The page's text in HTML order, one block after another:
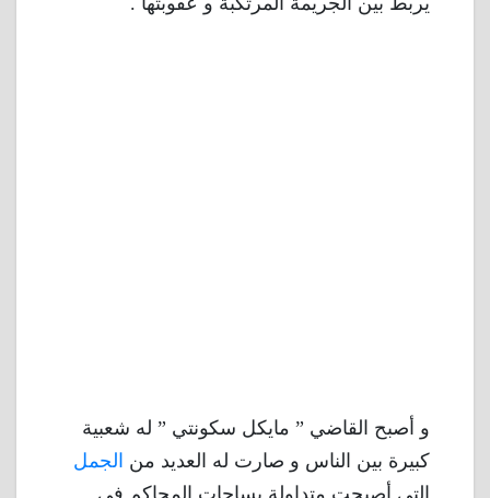
و أصبح القاضي ” مايكل سكونتي ” له شعبية
كبيرة بين الناس و صارت له العديد من الجمل